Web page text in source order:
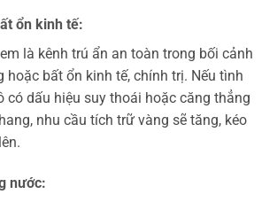
ổn kinh tế:
là kênh trú ẩn an toàn trong bối cảnh
hoặc bất ổn kinh tế, chính trị. Nếu tình
có dấu hiệu suy thoái hoặc căng thẳng
nhu cầu tích trữ vàng sẽ tăng, kéo
nước: